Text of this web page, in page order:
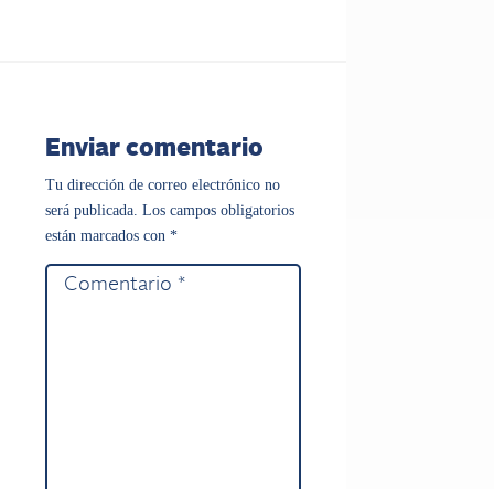
Enviar comentario
Tu dirección de correo electrónico no
será publicada. Los campos obligatorios
están marcados con *